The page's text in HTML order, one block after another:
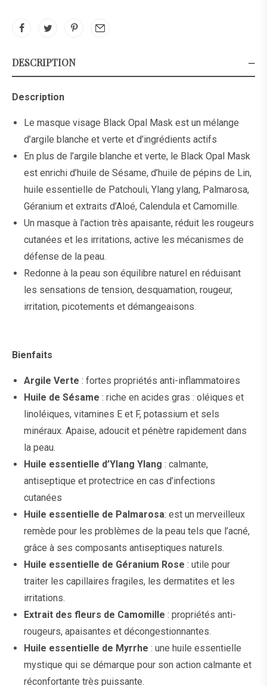
DESCRIPTION
Description
Le masque visage Black Opal Mask est un mélange
d’argile blanche et verte et d’ingrédients actifs
En plus de l’argile blanche et verte, le Black Opal Mask
est enrichi d’huile de Sésame, d’huile de pépins de Lin,
huile essentielle de Patchouli, Ylang ylang, Palmarosa,
Géranium et extraits d’Aloé, Calendula et Camomille.
Un masque à l’action très apaisante, réduit les rougeurs
cutanées et les irritations, active les mécanismes de
défense de la peau.
Redonne à la peau son équilibre naturel en réduisant
les sensations de tension, desquamation, rougeur,
irritation, picotements et démangeaisons.
Bienfaits
Argile Verte : fortes propriétés anti-inflammatoires
Huile de Sésame : riche en acides gras : oléiques et
linoléiques, vitamines E et F, potassium et sels
minéraux. Apaise, adoucit et pénètre rapidement dans
la peau.
Huile essentielle d’Ylang Ylang : calmante,
antiseptique et protectrice en cas d’infections
cutanées
Huile essentielle de Palmarosa: est un merveilleux
remède pour les problèmes de la peau tels que l’acné,
grâce à ses composants antiseptiques naturels.
Huile essentielle de Géranium Rose : utile pour
traiter les capillaires fragiles, les dermatites et les
irritations.
Extrait des fleurs de Camomille : propriétés anti-
rougeurs, apaisantes et décongestionnantes.
Huile essentielle de Myrrhe : une huile essentielle
mystique qui se démarque pour son action calmante et
réconfortante très puissante.